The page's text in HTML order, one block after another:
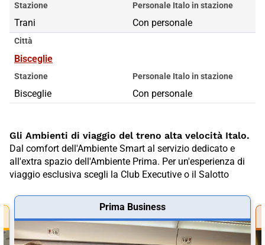
Stazione
Trani
Personale Italo in stazione
Con personale
Città
Bisceglie
Stazione
Bisceglie
Personale Italo in stazione
Con personale
Gli Ambienti di viaggio del treno alta velocità Italo.
Dal comfort dell'Ambiente Smart al servizio dedicato e
all'extra spazio dell'Ambiente Prima. Per un'esperienza di
viaggio esclusiva scegli la Club Executive o il Salotto
Prima Business